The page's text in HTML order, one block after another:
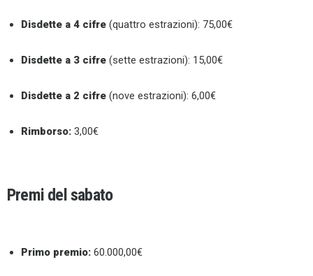
Disdette a 4 cifre (quattro estrazioni): 75,00€
Disdette a 3 cifre (sette estrazioni): 15,00€
Disdette a 2 cifre (nove estrazioni): 6,00€
Rimborso: 3,00€
Premi del sabato
Primo premio: 60.000,00€